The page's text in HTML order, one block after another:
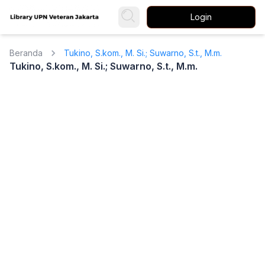
Login
Beranda Tukino, S.kom., M. Si.; Suwarno, S.t., M.m.
Tukino, S.kom., M. Si.; Suwarno, S.t., M.m.